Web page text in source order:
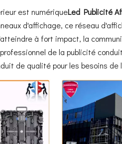
est numériqueLed Publicité
d'affichage, ce réseau
à fort impact, la
de la publicité
de qualité pour les besoins